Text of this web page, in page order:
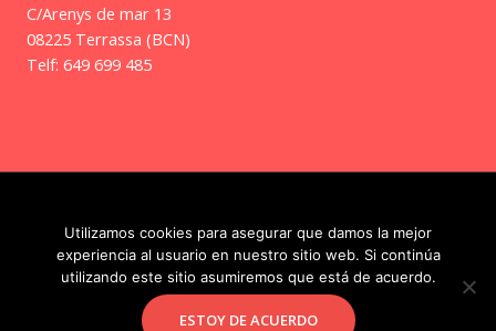
C/Arenys de mar 13
08225 Terrassa (BCN)
Telf: 649 699 485
Copyright © 2026 | Frikitos
Facebook Instagram
Utilizamos cookies para asegurar que damos la mejor
experiencia al usuario en nuestro sitio web. Si continúa
utilizando este sitio asumiremos que está de acuerdo.
ESTOY DE ACUERDO